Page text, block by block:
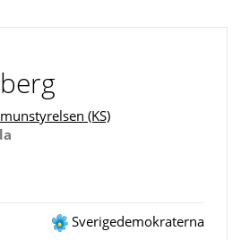
(KS)
Sverigedemokraterna